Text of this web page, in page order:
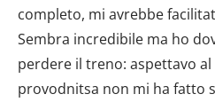
completo, mi avrebbe
Sembra incredibile ma ho
perdere il treno: aspettavo
provodnitsa non mi ha fatto